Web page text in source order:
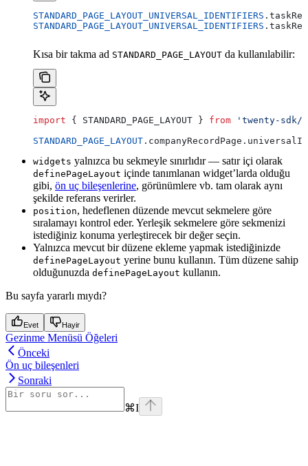
STANDARD_PAGE_LAYOUT_UNIVERSAL_IDENTIFIERS .
STANDARD_PAGE_LAYOUT_UNIVERSAL_IDENTIFIERS .
Kısa bir takma ad STANDARD_PAGE_LAYOUT da kullanılabilir:
import { STANDARD_PAGE_LAYOUT } from 'twenty-sdk/
STANDARD_PAGE_LAYOUT . companyRecordPage .
widgets yalnızca bu sekmeyle sınırlıdır — satır içi olarak
definePageLayout içinde tanımlanan widget’larda olduğu
gibi, ön uç bileşenlerine, görünümlere vb. tam olarak aynı
şekilde referans verirler.
position, hedeflenen düzende mevcut sekmelere göre
sıralamayı kontrol eder. Yerleşik sekmelere göre sekmenizi
istediğiniz konuma yerleştirecek bir değer seçin.
Yalnızca mevcut bir düzene ekleme yapmak istediğinizde
definePageLayout yerine bunu kullanın. Tüm düzene sahip
olduğunuzda definePageLayout kullanın.
Bu sayfa yararlı mıydı?
Evet Hayir
Gezinme Menüsü Öğeleri
Önceki
Ön uç bileşenleri
Sonraki
⌘I